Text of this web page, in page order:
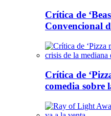
Crítica de
Convencional
Crítica de
comedia sobre